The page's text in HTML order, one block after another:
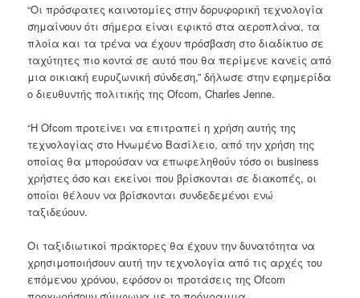
“Οι πρόσφατες καινοτομίες στην δορυφορική τεχνολογία
σημαίνουν ότι σήμερα είναι εφικτό στα αεροπλάνα, τα
πλοία και τα τρένα να έχουν πρόσβαση στο διαδίκτυο σε
ταχύτητες πιο κοντά σε αυτό που θα περίμενε κανείς από
μια οικιακή ευρυζωνική σύνδεση,” δήλωσε στην εφημερίδα
ο διευθυντής πολιτικής της Ofcom, Charles Jenne.
“Η Ofcom προτείνει να επιτραπεί η χρήση αυτής της
τεχνολογίας στο Ηνωμένο Βασίλειο, από την χρήση της
οποίας θα μπορούσαν να επωφεληθούν τόσο οι business
χρήστες όσο και εκείνοι που βρίσκονται σε διακοπές, οι
οποίοι θέλουν να βρίσκονται συνδεδεμένοι ενώ
ταξιδεύουν.
Οι ταξιδιωτικοί πράκτορες θα έχουν την δυνατότητα να
χρησιμοποιήσουν αυτή την τεχνολογία από τις αρχές του
επόμενου χρόνου, εφόσον οι προτάσεις της Ofcom